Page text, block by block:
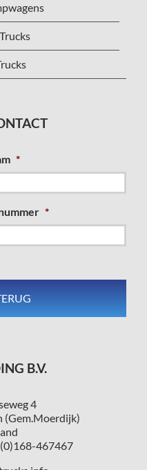
*
*
B.V.
4
(Gem.Moerdijk)
467467